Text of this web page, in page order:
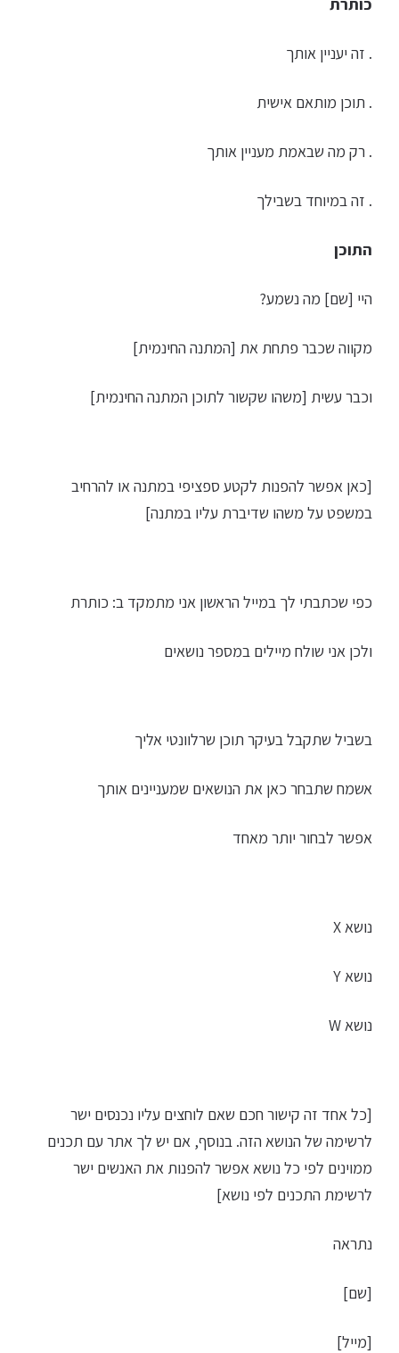
. זה יעניין אותך
. תוכן מותאם אישית
. רק מה שבאמת מעניין אותך
. זה במיוחד בשבילך
התוכן
היי [שם] מה נשמע?
מקווה שכבר פתחת את [המתנה החינמית]
וכבר עשית [משהו שקשור לתוכן המתנה החינמית]
[כאן אפשר להפנות לקטע ספציפי במתנה או להרחיב
במשפט על משהו שדיברת עליו במתנה]
כפי שכתבתי לך במייל הראשון אני מתמקד ב: כותרת
ולכן אני שולח מיילים במספר נושאים
בשביל שתקבל בעיקר תוכן שרלוונטי אליך
אשמח שתבחר כאן את הנושאים שמעניינים אותך
אפשר לבחור יותר מאחד
נושא X
נושא Y
נושא W
[כל אחד זה קישור חכם שאם לוחצים עליו נכנסים ישר
לרשימה של הנושא הזה. בנוסף, אם יש לך אתר עם תכנים
ממוינים לפי כל נושא אפשר להפנות את האנשים ישר
לרשימת התכנים לפי נושא]
נתראה
[שם]
[מייל]